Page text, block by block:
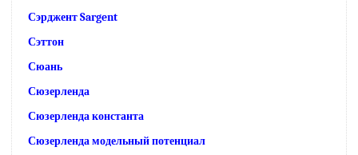
Сэрджент Sargent
Сэттон
Сюань
Сюзерленда
Сюзерленда константа
Сюзерленда модельный потенциал